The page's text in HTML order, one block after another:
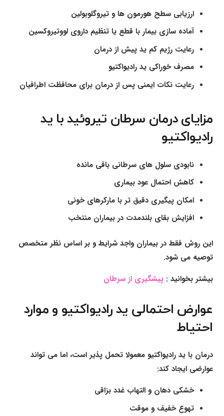
ارزیابی سطح هورمون ها و تیروگلوبولین
آماده سازی بیمار با قطع یا تنظیم داروی لووتیروکسین
رعایت رژیم کم ید پیش از درمان
مصرف خوراکی ید رادیواکتیو
رعایت نکات ایمنی پس از درمان برای محافظت اطرافیان
مزایای درمان سرطان تیروئید با ید
رادیواکتیو
نابودی سلول های سرطانی باقی مانده
کاهش احتمال عود بیماری
امکان پیگیری دقیق تر با مارکرهای خونی
افزایش بقای بلندمدت در بیماران منتخب
این روش فقط در بیماران واجد شرایط و بر اساس نظر متخصص
توصیه می شود.
بیشتر بخوانید : پیشگیری از سرطان
عوارض احتمالی ید رادیواکتیو و موارد
احتیاط
درمان با ید رادیواکتیو معمولا تحمل پذیر است، اما می تواند
عوارضی ایجاد کند:
خشکی دهان و التهاب غدد بزاقی
تهوع خفیف و موقت